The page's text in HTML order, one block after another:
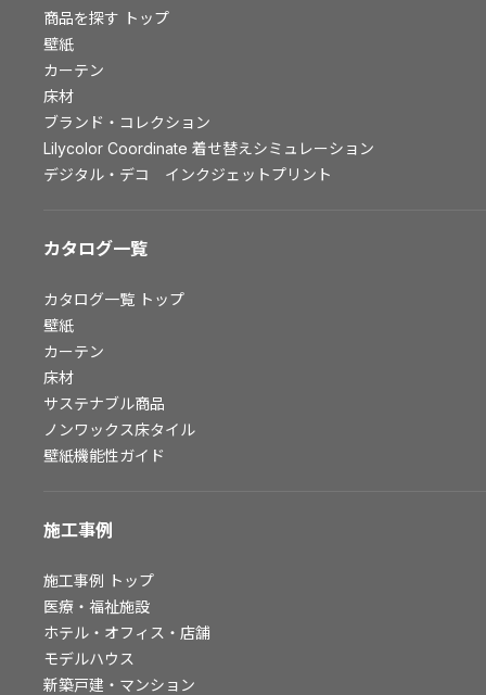
お客様サポート トップ
資料ダウンロード
画像ダウンロード
動画一覧
お手入れ便利帳
お役立ち資料
お問い合わせ（一般のお客様）
よくあるご質問
非住宅案件に関するお問い合わせ
事業紹介
スペースソリューション事業
ファシリティソリューション事業
不動産投資開発事業
会社情報
商品を探す トップ
壁紙
カーテン
床材
ブランド・コレクション
Lilycolor Coordinate 着せ替えシミュレーション
デジタル・デコ インクジェットプリント
カタログ一覧
カタログ一覧 トップ
壁紙
カーテン
床材
サステナブル商品
ノンワックス床タイル
壁紙機能性ガイド
施工事例
施工事例 トップ
医療・福祉施設
ホテル・オフィス・店舗
モデルハウス
新築戸建・マンション